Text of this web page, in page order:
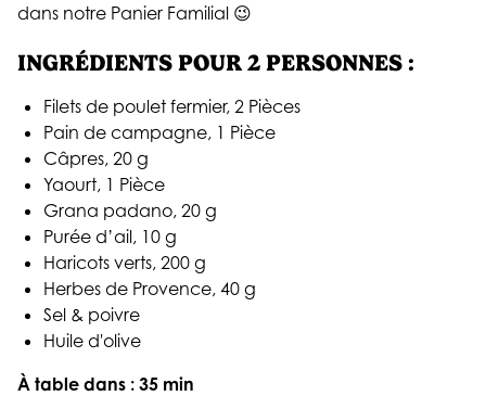
dans notre Panier Familial 😉
INGRÉDIENTS POUR 2 PERSONNES :
Filets de poulet fermier, 2 Pièces
Pain de campagne, 1 Pièce
Câpres, 20 g
Yaourt, 1 Pièce
Grana padano, 20 g
Purée d’ail, 10 g
Haricots verts, 200 g
Herbes de Provence, 40 g
Sel & poivre
Huile d'olive
À table dans : 35 min